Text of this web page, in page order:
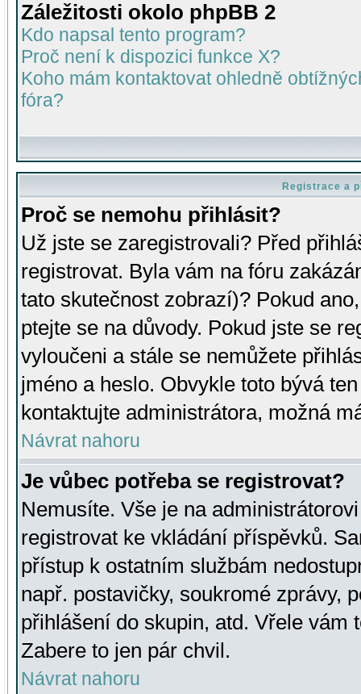
Záležitosti okolo phpBB 2
Kdo napsal tento program?
Proč není k dispozici funkce X?
Koho mám kontaktovat ohledně
fóra?
Registrace a
Proč se nemohu přihlásit?
Už jste se zaregistrovali? Před
registrovat. Byla vám na fóru
tato skutečnost zobrazí)? Pokud
ptejte se na důvody. Pokud jste se
vyloučeni a stále se nemůžete
jméno a heslo. Obvykle toto bývá
kontaktujte administrátora, možná
Návrat nahoru
Je vůbec potřeba se registrovat?
Nemusíte. Vše je na
registrovat ke vkládání příspěvků.
přístup k ostatním službám
např. postavičky, soukromé zprávy,
přihlášení do skupin, atd. Vřele vám
Zabere to jen pár chvil.
Návrat nahoru